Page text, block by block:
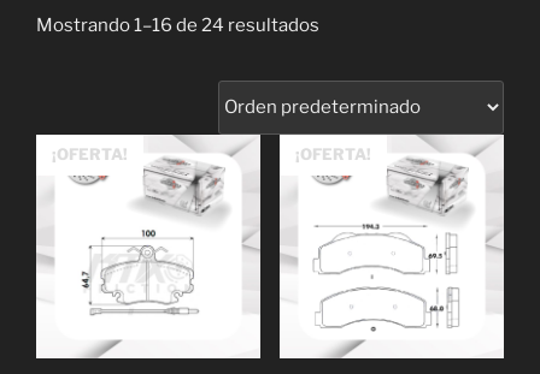
Mostrando 1–16 de 24 resultados
¡OFERTA! ¡OFERTA!